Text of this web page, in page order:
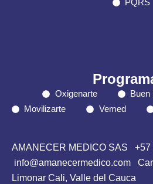
PQRS
Oxigenarte
Buen
Movilizarte
Vemed
AMANECER MEDICO SAS +57
info@amanecermedico.com
Limonar Cali, Valle del Cauca